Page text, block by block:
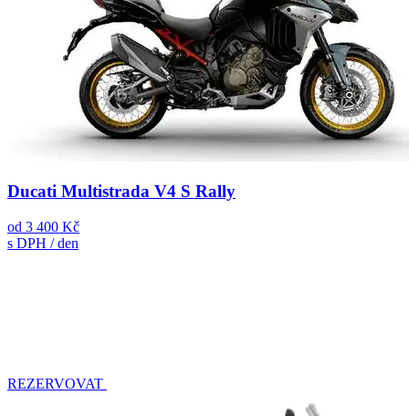
Ducati Multistrada V4 S Rally
od 3 400 Kč
s DPH / den
REZERVOVAT